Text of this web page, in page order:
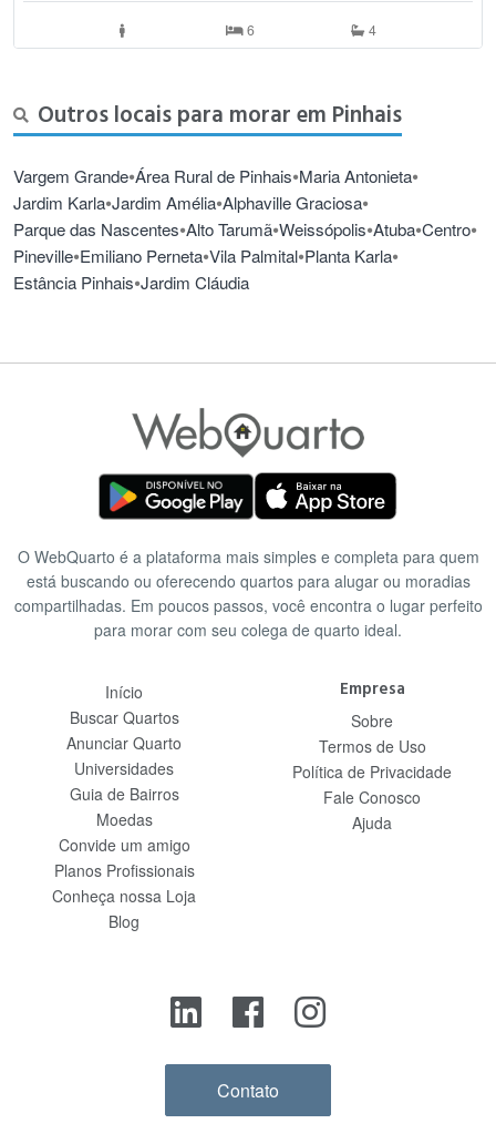
6 4
Outros locais para morar em Pinhais
Vargem Grande•Área Rural de Pinhais•Maria Antonieta•
Jardim Karla•Jardim Amélia•Alphaville Graciosa•
Parque das Nascentes•Alto Tarumã•Weissópolis•Atuba•Centro•
Pineville•Emiliano Perneta•Vila Palmital•Planta Karla•
Estância Pinhais•Jardim Cláudia
O WebQuarto é a plataforma mais simples e completa para quem
está buscando ou oferecendo quartos para alugar ou moradias
compartilhadas. Em poucos passos, você encontra o lugar perfeito
para morar com seu colega de quarto ideal.
Início
Buscar Quartos
Anunciar Quarto
Universidades
Guia de Bairros
Moedas
Convide um amigo
Planos Profissionais
Conheça nossa Loja
Blog
Empresa
Sobre
Termos de Uso
Política de Privacidade
Fale Conosco
Ajuda
Contato